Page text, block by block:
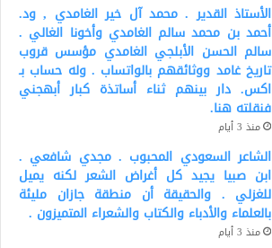
الأستاذ القدير . محمد آل خير الغامدي , ود.
أحمد بن محمد سالم الغامدي وأخونا الغالي .
سالم الحسن الأبلجي الغامدي مؤسس قروب
تاريخ غامد ووثائقهم بالواتساب . وله حساب بـ
اكس. دار بينهم ثناء أساتذة كبار أبهجني
فنقلته هنا.
منذ 3 أيام
الشاعر السعودي المحبوب . مجدي شافعي .
ابن صبيا يجيد كل أغراض الشعر لكنه يميل
للغزلي . والحقيقة أن منطقة جازان مليئة
بالعلماء والأدباء والكتاب والشعراء المتميزون .
منذ 3 أيام